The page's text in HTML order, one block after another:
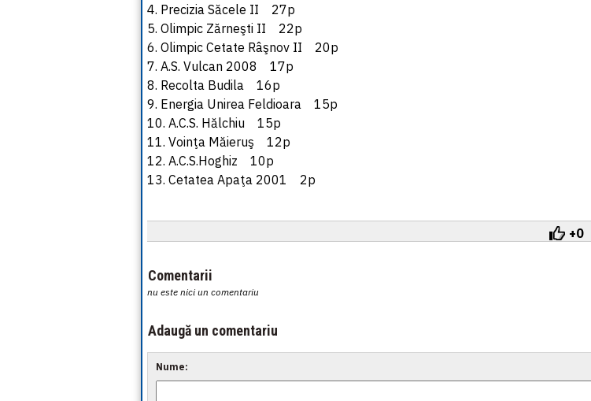
4. Precizia Săcele II 27p
5. Olimpic Zărneşti II 22p
6. Olimpic Cetate Râşnov II 20p
7. A.S. Vulcan 2008 17p
8. Recolta Budila 16p
9. Energia Unirea Feldioara 15p
10. A.C.S. Hălchiu 15p
11. Voinţa Măieruş 12p
12. A.C.S.Hoghiz 10p
13. Cetatea Apaţa 2001 2p
+0
Comentarii
nu este nici un comentariu
Adaugă un comentariu
Nume: